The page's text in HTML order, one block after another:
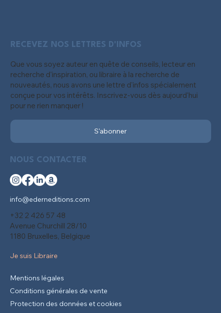
NOUS CONTACTER
info@ederneditions.com
+32 2 426 57 48
Avenue Churchill 28/10
1180 Bruxelles, Belgique
Je suis Libraire
RECEVEZ NOS LETTRES D'INFOS
Que vous soyez auteur en quête de conseils, lecteur en
recherche d'inspiration, ou libraire à la recherche de
nouveautés, nous avons une lettre d'infos spécialement
conçue pour vos intérêts. Inscrivez-vous dès aujourd'hui
pour ne rien manquer !
S'abonner
Mentions légales
Conditions générales de vente
Protection des données et cookies